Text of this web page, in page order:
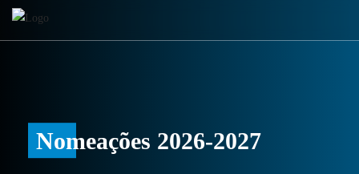
Nomeações 2026-2027